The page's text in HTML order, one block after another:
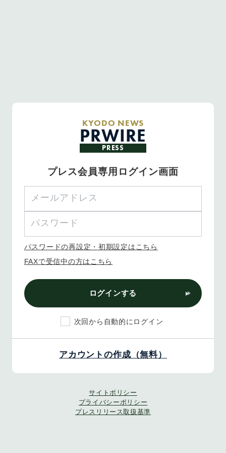
KYODO NEWS
PRWIRE
PRESS
プレス会員専用ログイン画面
パスワードの再設定・初期設定はこちら
FAXで受信中の方はこちら
ログインする
次回から自動的にログイン
アカウントの作成（無料）
サイトポリシー
プライバシーポリシー
プレスリリース取扱基準